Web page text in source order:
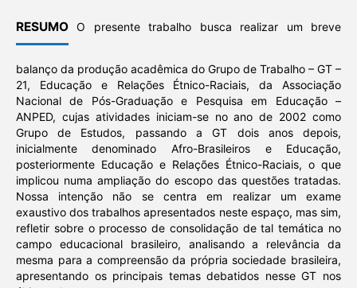
RESUMOO presente trabalho busca realizar um breve
balanço da produção acadêmica do Grupo de Trabalho – GT –
21, Educação e Relações Étnico-Raciais, da Associação
Nacional de Pós-Graduação e Pesquisa em Educação –
ANPED, cujas atividades iniciam-se no ano de 2002 como
Grupo de Estudos, passando a GT dois anos depois,
inicialmente denominado Afro-Brasileiros e Educação,
posteriormente Educação e Relações Étnico-Raciais, o que
implicou numa ampliação do escopo das questões tratadas.
Nossa intenção não se centra em realizar um exame
exaustivo dos trabalhos apresentados neste espaço, mas sim,
refletir sobre o processo de consolidação de tal temática no
campo educacional brasileiro, analisando a relevância da
mesma para a compreensão da própria sociedade brasileira,
apresentando os principais temas debatidos nesse GT nos